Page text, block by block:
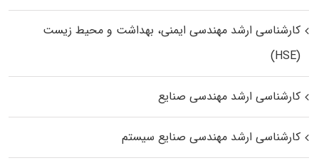
کارشناسی ارشد مهندسی ایمنی، بهداشت و محیط زیست
(HSE)
کارشناسی ارشد مهندسی صنایع
کارشناسی ارشد مهندسی صنایع سیستم